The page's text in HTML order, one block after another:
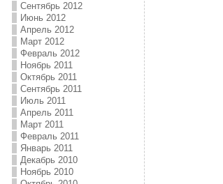
Сентябрь 2012
Июнь 2012
Апрель 2012
Март 2012
Февраль 2012
Ноябрь 2011
Октябрь 2011
Сентябрь 2011
Июль 2011
Апрель 2011
Март 2011
Февраль 2011
Январь 2011
Декабрь 2010
Ноябрь 2010